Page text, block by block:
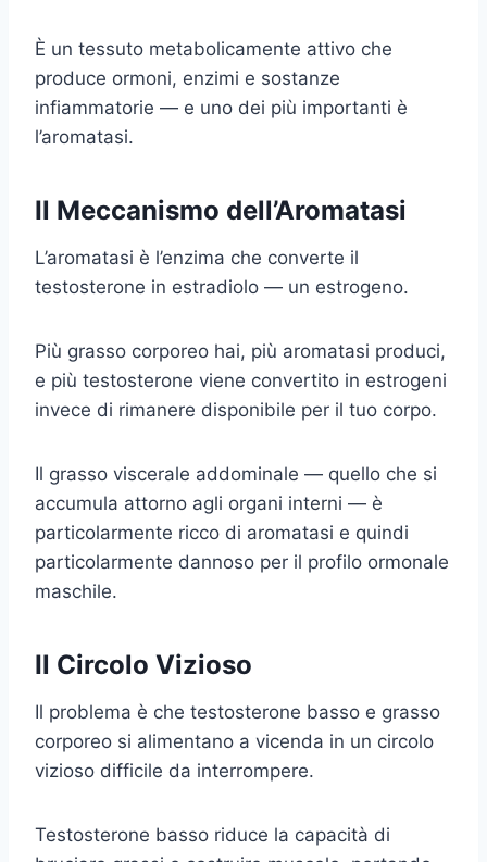
È un tessuto metabolicamente attivo che
produce ormoni, enzimi e sostanze
infiammatorie — e uno dei più importanti è
l’aromatasi.
Il Meccanismo dell’Aromatasi
L’aromatasi è l’enzima che converte il
testosterone in estradiolo — un estrogeno.
Più grasso corporeo hai, più aromatasi produci,
e più testosterone viene convertito in estrogeni
invece di rimanere disponibile per il tuo corpo.
Il grasso viscerale addominale — quello che si
accumula attorno agli organi interni — è
particolarmente ricco di aromatasi e quindi
particolarmente dannoso per il profilo ormonale
maschile.
Il Circolo Vizioso
Il problema è che testosterone basso e grasso
corporeo si alimentano a vicenda in un circolo
vizioso difficile da interrompere.
Testosterone basso riduce la capacità di